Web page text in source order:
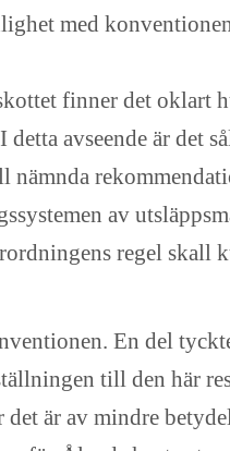
med
finner det oklart
avseende är det
nämnda
av
regel skall
En del
till den här
är av mindre